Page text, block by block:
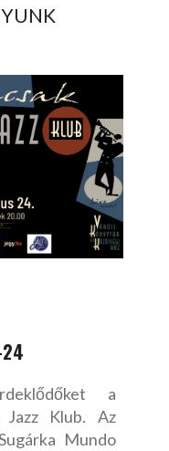
a
Jazz Klub. Az
Mundo